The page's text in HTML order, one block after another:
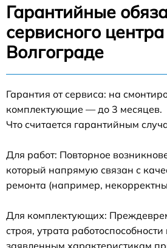
Гарантийные
сервисного
Волгограде
Гарантия от сервиса: на
комплектующие — до 3 месяцев.
Что считается гарантийным
Для работ: Повторное
который напрямую связан с
ремонта (например,
Для комплектующих:
строя, утрата работоспособности
заявленным характеристикам